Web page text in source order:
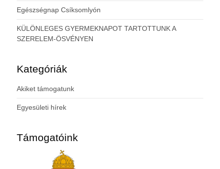
Egészségnap Csíksomlyón
KÜLÖNLEGES GYERMEKNAPOT TARTOTTUNK A
SZERELEM-ÖSVÉNYEN
Kategóriák
Akiket támogatunk
Egyesületi hírek
Támogatóink